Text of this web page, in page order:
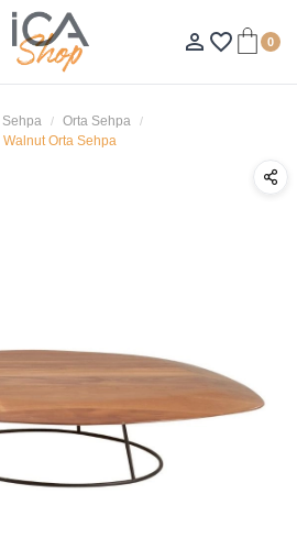
person_outline favorite_border 0
Sehpa
Orta Sehpa
Orta Sehpa